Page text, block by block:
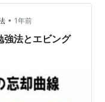
、社一の３つもあ
て、合格率5.5…
• 1年前
法とエビング